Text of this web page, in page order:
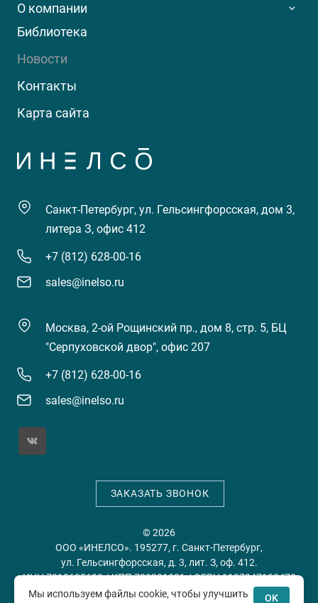
О компании
Библиотека
Новости
Контакты
Карта сайта
Санкт-Петербург, ул. Гельсингфорсская, дом 3,
литера З, офис 412
+7 (812) 628-00-16
sales@inelso.ru
Москва, 2-ой Рощинский пр., дом 8, стр. 5, БЦ
"Серпуховской двор", офис 207
+7 (812) 628-00-16
sales@inelso.ru
ЗАКАЗАТЬ ЗВОНОК
© 2026
ООО «ИНЕЛСО». 195277, г. Санкт-Петербург,
ул. Гельсингфорсская, д. 3, лит. З, оф. 412.
ИНН 7813635698 / КПП 780201001 / ОГРН 1197847128478
Мы используем файлы cookie, чтобы улучшить
OK